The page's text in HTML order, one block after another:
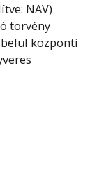
NAV)
törvény
központi